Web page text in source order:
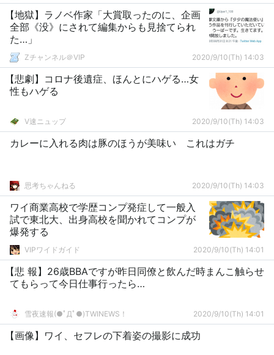
【地獄】ラノベ作家「大賞取ったのに、企画
全部《没》にされて編集からも見捨てられ
た…」
Zチャンネル＠VIP 2020/9/10(Th) 14:03
【悲劇】コロナ後遺症、ほんとにハゲる…女
性もハゲる
V速ニュップ 2020/9/10(Th) 14:03
カレーに入れる肉は豚のほうが美味い これはガチ
思考ちゃんねる 2020/9/10(Th) 14:03
ワイ商業高校で学歴コンプ発症して一般入
試で東北大、出身高校を聞かれてコンプが
爆発する
VIPワイドガイド 2020/9/10(Th) 14:01
【悲 報】26歳BBAですが昨日同僚と飲んだ時まんこ触らせ
てもらって今日仕事行ったら…
雪夜速報(●ﾟДﾟ●)TWINEWS！ 2020/9/10(Th) 14:01
【画像】ワイ、セフレの下着姿の撮影に成功